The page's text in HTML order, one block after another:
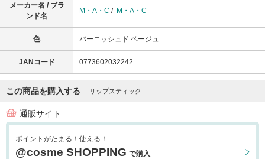
メーカー名 / ブラ
ンド名
M・A・C / M・A・C
色 バーニッシュド ベージュ
JANコード 0773602032242
この商品を購入する リップスティック
通販サイト
ポイントがたまる！使える！
@cosme SHOPPING で購入